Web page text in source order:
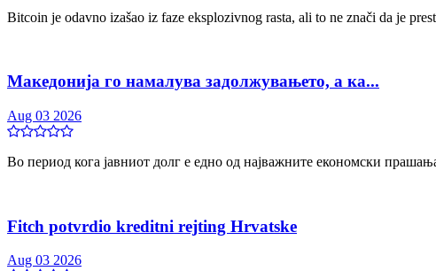
Bitcoin je odavno izašao iz faze eksplozivnog rasta, ali to ne znači da je
Македонија го намалува задолжувањето, а ка...
Aug 03 2026
Во период кога јавниот долг е едно од најважните економски
Fitch potvrdio kreditni rejting Hrvatske
Aug 03 2026